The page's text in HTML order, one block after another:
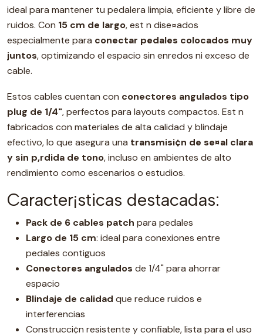
ideal para mantener tu pedalera limpia, eficiente y libre de
ruidos. Con 15 cm de largo, est n dise¤ados
especialmente para conectar pedales colocados muy
juntos, optimizando el espacio sin enredos ni exceso de
cable.
Estos cables cuentan con conectores angulados tipo
plug de 1/4", perfectos para layouts compactos. Est n
fabricados con materiales de alta calidad y blindaje
efectivo, lo que asegura una transmisi¢n de se¤al clara
y sin p‚rdida de tono, incluso en ambientes de alto
rendimiento como escenarios o estudios.
Caracter¡sticas destacadas:
Pack de 6 cables patch para pedales
Largo de 15 cm: ideal para conexiones entre
pedales contiguos
Conectores angulados de 1/4" para ahorrar
espacio
Blindaje de calidad que reduce ruidos e
interferencias
Construcci¢n resistente y confiable, lista para el uso